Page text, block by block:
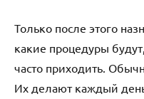
Только после этого
какие процедуры
часто приходить.
Их делают каждый